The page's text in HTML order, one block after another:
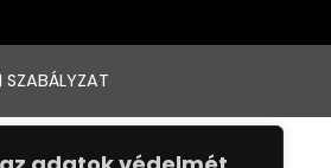
SZABÁLYZAT